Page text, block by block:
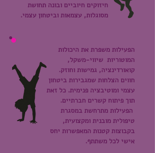
חיזוקים חיוביים ובונה תחושת
מסוגלות, עצמאות וביטחון עצמי.
הפעילות משפרת את היכולות
המוטוריות שיווי-משקל,
קואורדינציה, גמישות וחוזק.
חווים הצלחות שמגבירות ביטחון
עצמי ומוטיבציה פנימית. כל זאת
תוך פיתוח קשרים חברתיים.
הפעילות מתרחשת במסגרת
טיפולית מובנית ומקצועית,
בקבוצות קטנות המאפשרות יחס
אישי לכל משתתף.